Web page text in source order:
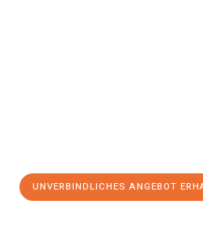
UNVERBINDLICHES ANGEBOT